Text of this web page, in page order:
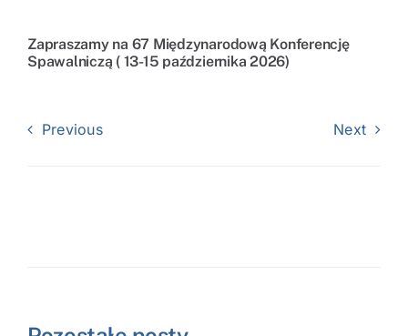
Zapraszamy na 67 Międzynarodową Konferencję
Spawalniczą ( 13-15 października 2026)
Previous Next